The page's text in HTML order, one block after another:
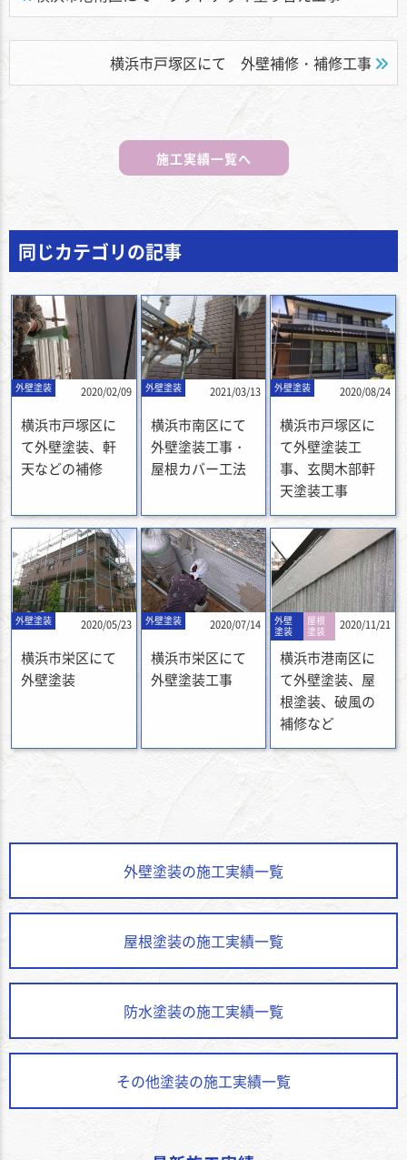
横浜市戸塚区にて 外壁補修・補修工事
施工実績一覧へ
同じカテゴリの記事
外壁塗装 2020/02/09
横浜市戸塚区に
て外壁塗装、軒
天などの補修
外壁塗装 2021/03/13
横浜市南区にて
外壁塗装工事・
屋根カバー工法
外壁塗装 2020/08/24
横浜市戸塚区に
て外壁塗装工
事、玄関木部軒
天塗装工事
外壁塗装 2020/05/23
横浜市栄区にて
外壁塗装
外壁塗装 2020/07/14
横浜市栄区にて
外壁塗装工事
外壁
塗装
屋根
塗装
2020/11/21
横浜市港南区に
て外壁塗装、屋
根塗装、破風の
補修など
外壁塗装の施工実績一覧
屋根塗装の施工実績一覧
防水塗装の施工実績一覧
その他塗装の施工実績一覧